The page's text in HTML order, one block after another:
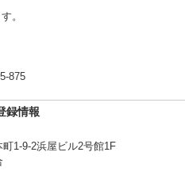
。
875
録情報
1-9-2浜屋ビル2号館1F